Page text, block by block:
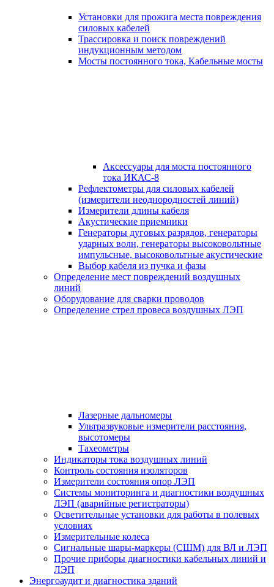
Установки для прожига места повреждения
силовых кабелей
Трассировка и поиск повреждений
индукционным методом
Мосты постоянного тока, Кабельные мосты
Аксессуары для моста постоянного
тока ИКАС-8
Рефлектометры для силовых кабелей
(измерители неоднородностей линий)
Измерители длины кабеля
Акустические приемники
Генераторы дуговых разрядов, генераторы
ударных волн, генераторы высоковольтные
импульсные, высоковольтные акустические
Выбор кабеля из пучка и фазы
Определение мест повреждений воздушных
линий
Оборудование для сварки проводов
Определение стрел провеса воздушных ЛЭП
Лазерные дальномеры
Ультразвуковые измерители расстояния,
высотомеры
Тахеометры
Индикаторы тока воздушных линий
Контроль состояния изоляторов
Измерители состояния опор ЛЭП
Системы мониторинга и диагностики воздушных
ЛЭП (аварийные регистраторы)
Осветительные установки для работы в полевых
условиях
Измерительные колеса
Сигнальные шары-маркеры (СШМ) для ВЛ и ЛЭП
Прочие приборы диагностики кабельных линий и
ЛЭП
Энергоаудит и диагностика зданий